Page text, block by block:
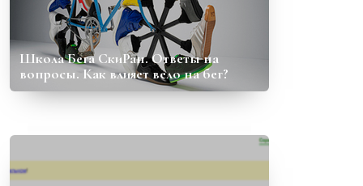
Школа Бега СкиРан. Ответы на
вопросы. Как влияет вело на бег?